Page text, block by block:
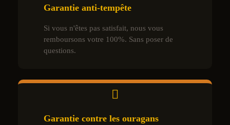
Garantie anti-tempête
Si vous n'êtes pas satisfait, nous vous
remboursons votre 100%. Sans poser de
questions.
Garantie contre les ouragans